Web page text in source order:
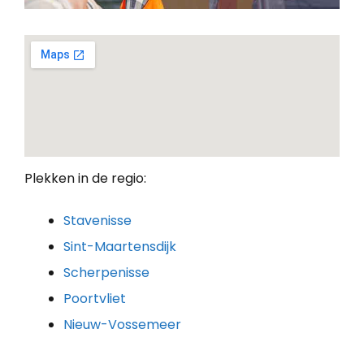
Plekken in de regio:
Stavenisse
Sint-Maartensdijk
Scherpenisse
Poortvliet
Nieuw-Vossemeer